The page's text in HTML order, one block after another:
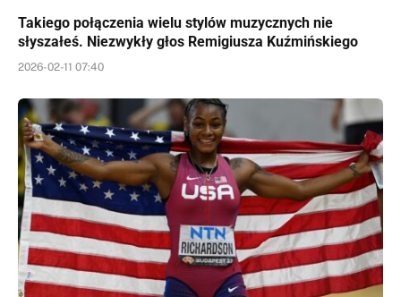
Takiego połączenia wielu stylów muzycznych nie
słyszałeś. Niezwykły głos Remigiusza Kuźmińskiego
2026-02-11 07:40